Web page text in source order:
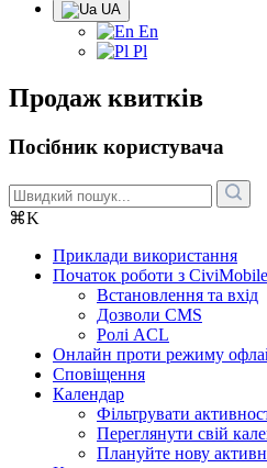
UA
En
Pl
Продаж квитків
Посібник користувача
⌘K
Приклади використання
Початок роботи з CiviMobile
Встановлення та вхід
Дозволи CMS
Ролі ACL
Онлайн проти режиму
Сповіщення
Календар
Фільтрувати
Переглянути свій
Плануйте нову